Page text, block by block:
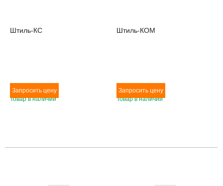
Штиль-КС
Товар в наличии
Штиль-КОМ
Товар в наличии